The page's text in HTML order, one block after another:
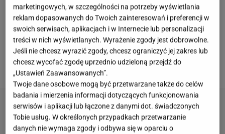
się ich programy "Harry & Meghan" oraz "With Love,
Meghan". W 2025 roku media obiegły informacje o
tym, że platforma streamingowa rzekomo nie
odnowi kontraktu z Sussexami. Teraz pojawiły się
nowe wiadomości.
marketingowych, w szczególności na potrzeby wyświetlania
reklam dopasowanych do Twoich zainteresowań i preferencji w
swoich serwisach, aplikacjach i w Internecie lub personalizacji
treści w nich wyświetlanych. Wyrażenie zgody jest dobrowolne.
Jeśli nie chcesz wyrazić zgody, chcesz ograniczyć jej zakres lub
chcesz wycofać zgodę uprzednio udzieloną przejdź do
„Ustawień Zaawansowanych”.
Twoje dane osobowe mogą być przetwarzane także do celów
badania i mierzenia informacji dotyczących funkcjonowania
serwisów i aplikacji lub łączone z danymi dot. świadczonych
Tobie usług. W określonych przypadkach przetwarzanie
danych nie wymaga zgody i odbywa się w oparciu o